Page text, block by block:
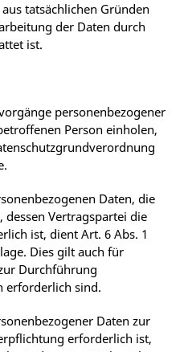
tatsächlichen Gründen
der Daten durch
ist.
personenbezogener
Person einholen,
Daten, die
dessen Vertragspartei die
ist, dient Art. 6 Abs. 1
Dies gilt auch für
Durchführung
erforderlich sind.
Daten zur
erforderlich ist,